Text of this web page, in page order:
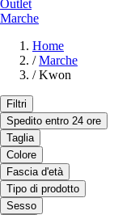
Outlet
Marche
Home
/ Marche
/ Kwon
Filtri
Spedito entro 24 ore
Taglia
Colore
Fascia d'età
Tipo di prodotto
Sesso